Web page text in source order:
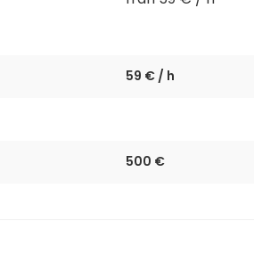
59 € / h
500 €